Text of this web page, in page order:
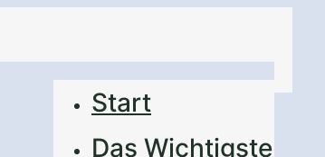
Start
Das Wichtigste